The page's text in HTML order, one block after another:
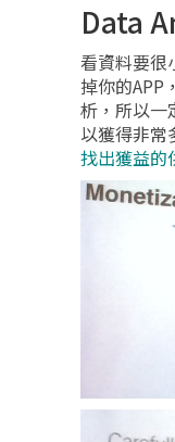
Data
看資料要很
掉你的APP
析，所以一
以獲得非常
找出獲益的